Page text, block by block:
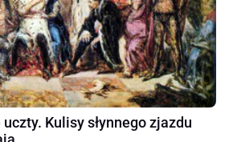
Kulisy słynnego zjazdu